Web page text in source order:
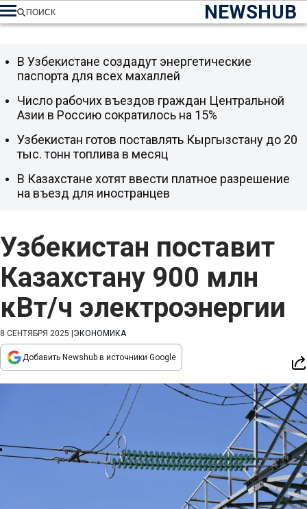
NEWSHUB
ПОИСК
Узбекистан поставит
Казахстану 900 млн
кВт/ч электроэнергии
8 СЕНТЯБРЯ 2025 ЭКОНОМИКА
Добавить Newshub в источники Google
В Узбекистане создадут энергетические
паспорта для всех махаллей
Число рабочих въездов граждан Центральной
Азии в Россию сократилось на 15%
Узбекистан готов поставлять Кыргызстану до 20
тыс. тонн топлива в месяц
В Казахстане хотят ввести платное разрешение
на въезд для иностранцев